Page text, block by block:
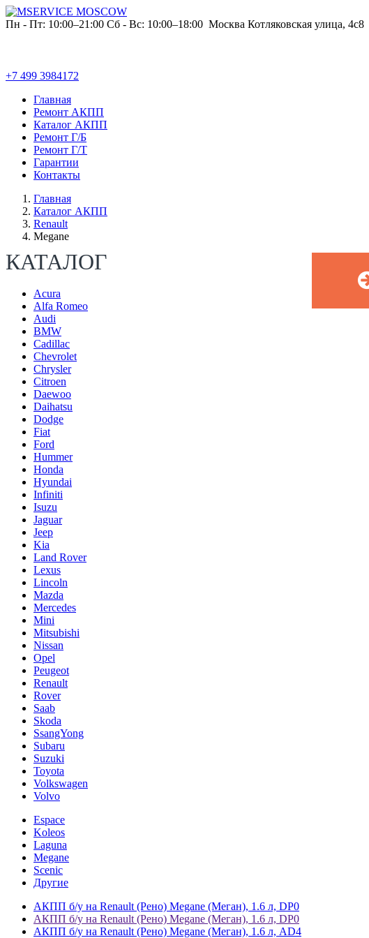
Пн - Пт: 10:00–21:00 Сб - Вс: 10:00–18:00 Москва Котляковская улица, 4с8
+7 499 3984172
Главная
Ремонт АКПП
Каталог АКПП
Ремонт Г/Б
Ремонт Г/Т
Гарантии
Контакты
Главная
Каталог АКПП
Renault
Megane
КАТАЛОГ
Acura
Alfa Romeo
Audi
BMW
Cadillac
Chevrolet
Chrysler
Citroen
Daewoo
Daihatsu
Dodge
Fiat
Ford
Hummer
Honda
Hyundai
Infiniti
Isuzu
Jaguar
Jeep
Kia
Land Rover
Lexus
Lincoln
Mazda
Mercedes
Mini
Mitsubishi
Nissan
Opel
Peugeot
Renault
Rover
Saab
Skoda
SsangYong
Subaru
Suzuki
Toyota
Volkswagen
Volvo
Espace
Koleos
Laguna
Megane
Scenic
Другие
АКПП б/у на Renault (Рено) Megane (Меган), 1.6 л, DP0
АКПП б/у на Renault (Рено) Megane (Меган), 1.6 л, DP0
АКПП б/у на Renault (Рено) Megane (Меган), 1.6 л, AD4